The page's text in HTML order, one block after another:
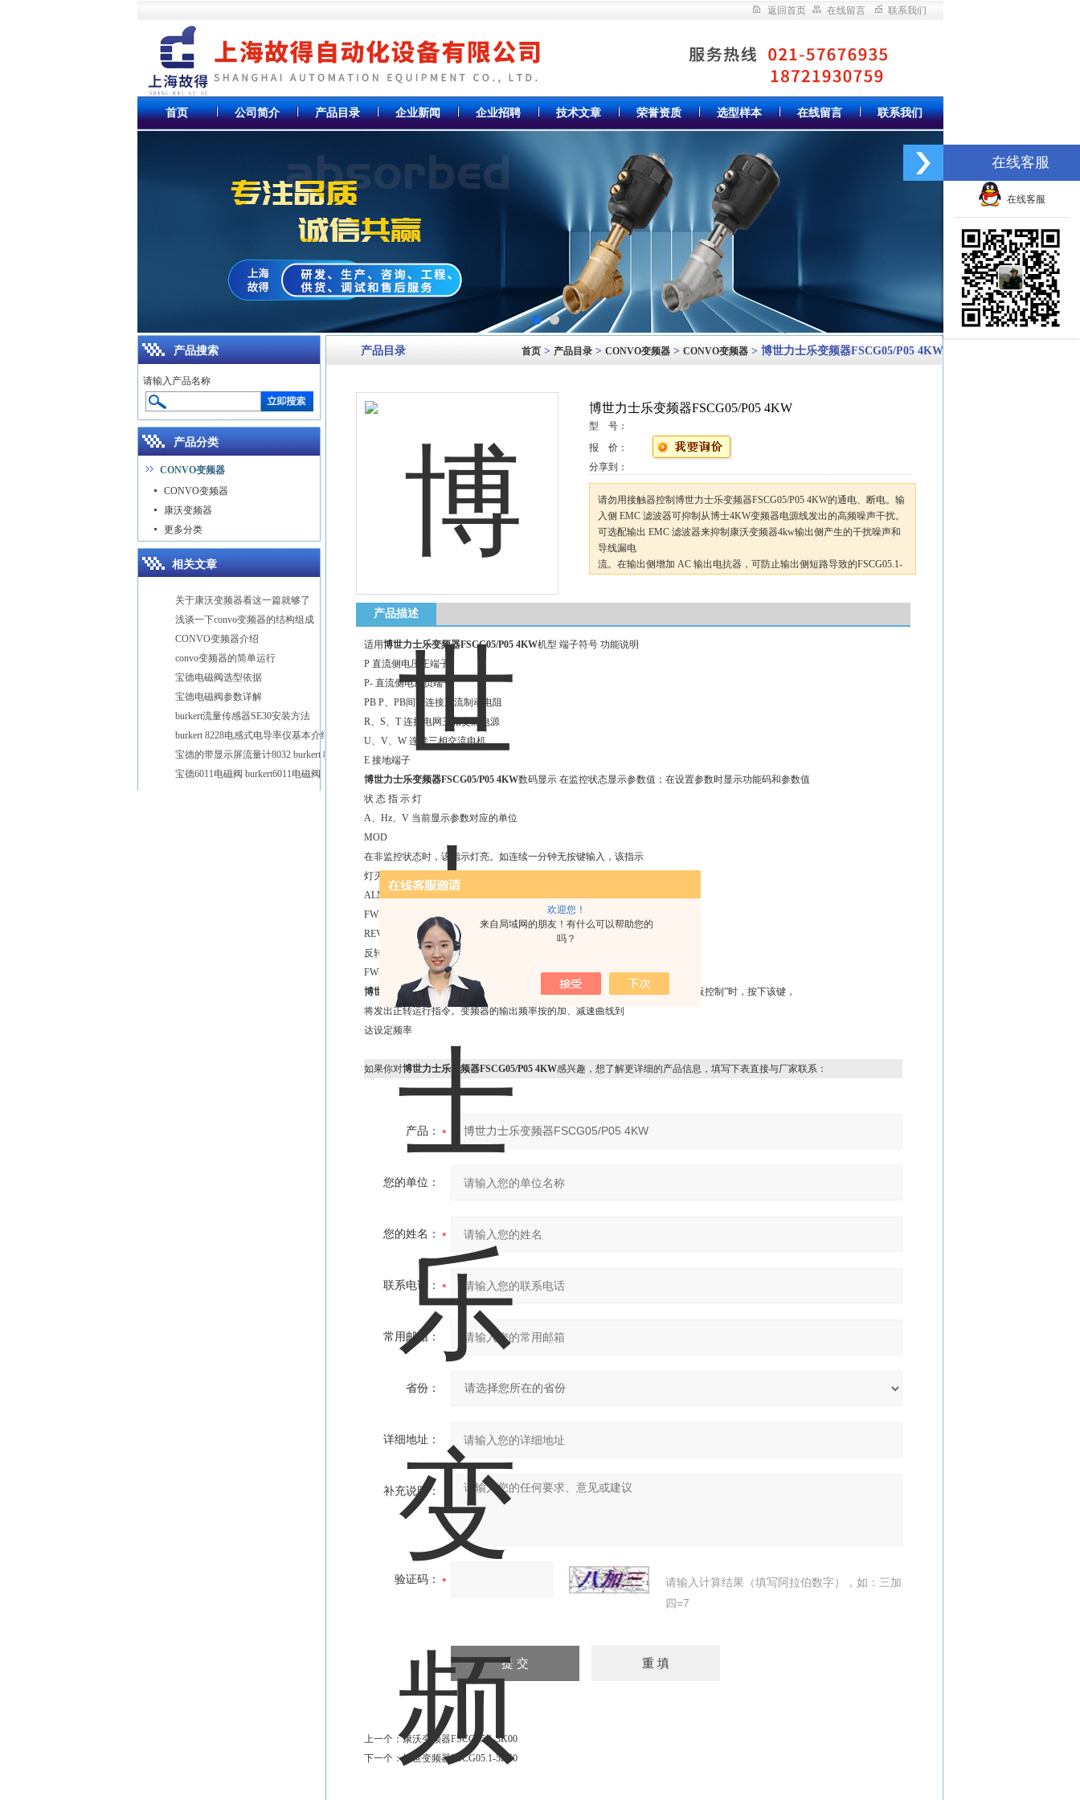
欢迎您！
来自局域网的朋友！有什么可以帮助您的
吗？
返回首页 在线留言 联系我们
首页 公司简介 产品目录 企业新闻 企业招聘 技术文章 荣誉资质 选型样本 在线留言 联系我们
产品目录 首页> 产品目录> CONVO变频器> CONVO变频器> 博世力士乐变频器FSCG05/P05 4KW
博世力士乐变频器FSCG05/P05 4KW
型 号：
报 价：
分享到：
请勿用接触器控制博世力士乐变频器FSCG05/P05 4KW的通电、断电。输
入侧 EMC 滤波器可抑制从博士4KW变频器电源线发出的高频噪声干扰。
可选配输出 EMC 滤波器来抑制康沃变频器4kw输出侧产生的干扰噪声和
导线漏电
流。在输出侧增加 AC 输出电抗器，可防止输出侧短路导致的FSCG05.1-
产品描述
适用博世力士乐变频器FSCG05/P05 4KW机型 端子符号 功能说明
P 直流侧电压正端子
P- 直流侧电压负端子
PB P、PB间可连接直流制动电阻
R、S、T 连接电网三相交流电源
U、V、W 连接三相交流电机
E 接地端子
博世力士乐变频器FSCG05/P05 4KW数码显示 在监控状态显示参数值；在设置参数时显示功能码和参数值
状 态 指 示 灯
A、Hz、V 当前显示参数对应的单位
MOD
在非监控状态时，该指示灯亮。如连续一分钟无按键输入，该指示
灯灭，变频器返回监控状态
ALM 警告指示灯，表示变频器当前处于过电流或过电压抑制状态
FWD 正转指示灯，表示变频器输出正相序，接入电机时，电机正转
REV
反转指示灯，表示变频器输出逆相序，接入电机时，电机反转。如
FWD、 REV指示灯同时亮，表示变频器工作在直流制动状态
博世力士乐变频器FSCG05/P05 4KW
正转运行键：当“运行指令通道”[b-3]=0“面板控制”时，按下该键，
将发出正转运行指令。变频器的输出频率按的加、减速曲线到
达设定频率
如果你对博世力士乐变频器FSCG05/P05 4KW感兴趣，想了解更详细的产品信息，填写下表直接与厂家联系：
产品：
您的单位：
您的姓名：
联系电话：
常用邮箱：
省份：
详细地址：
补充说明：
验证码：
请输入计算结果（填写阿拉伯数字），如：三加
四=7
上一个：康沃变频器FSCG05.1-3K00
下一个：博世变频器FSCG05.1-5K50
产品搜索
请输入产品名称
产品分类
CONVO变频器
CONVO变频器
康沃变频器
更多分类
相关文章
关于康沃变频器看这一篇就够了
浅谈一下convo变频器的结构组成
CONVO变频器介绍
convo变频器的简单运行
宝德电磁阀选型依据
宝德电磁阀参数详解
burkert流量传感器SE30安装方法
burkert 8228电感式电导率仪基本介绍
宝德的带显示屏流量计8032 burkert 8032
宝德6011电磁阀 burkert6011电磁阀
在线客服
在线客服